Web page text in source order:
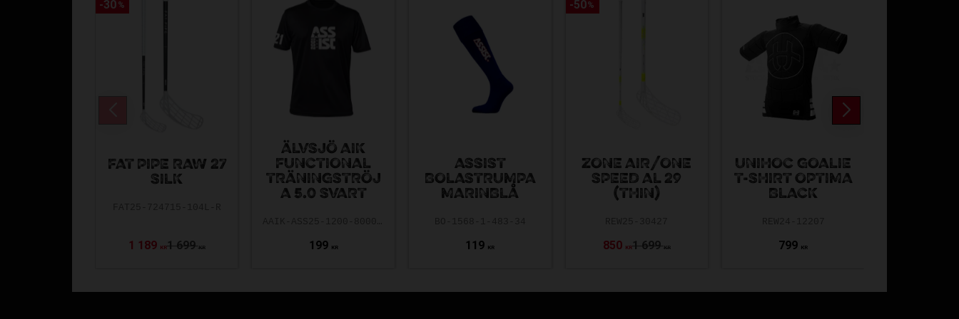
30 %
FAT PIPE RAW 27
SILK
1 189 KR1 699 KR
30 %
ÄLVSJÖ AIK
FUNCTIONAL
TRÄNINGSTRÖJ
A 5.0 SVART
199 KR
ASSIST
BOLASTRUMPA
MARINBLÅ
119 KR
50%
ZONE AIR/ONE
SPEED AL 29
(THIN)
850 KR1 699 KR
50%
UNIHOC GOALIE
T-SHIRT OPTIMA
BLACK
799 KR